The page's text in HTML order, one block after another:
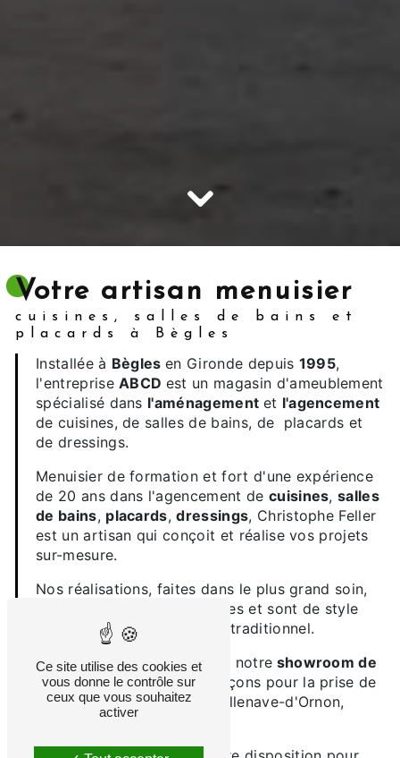
Votre artisan menuisier
cuisines, salles de bains et
placards à Bègles
Installée à Bèglesen Gironde depuis 1995,
l'entrepriseABCD est un magasin d'ameublement
spécialisé dans l'aménagement et l'agencement
de cuisines, de salles de bains, de placards et
de dressings.
Menuisier de formation et fort d'une expérience
de 20 ans dans l'agencement de cuisines,salles
de bains, placards,dressings, Christophe Feller
est un artisan qui conçoit et réalise vos projets
sur-mesure.
Nos réalisations, faites dans le plus grand soin,
correspondent à vos attentes et sont de style
contemporain, moderne ou traditionnel.
Nous vous accueillons dans notre showroom de
150 m²où nous nous déplaçons pour la prise de
cotes (Bègles, Bordeaux, Villenave-d'Ornon,
Talence, Le Bouscat).
Ce site utilise des cookies et
vous donne le contrôle sur
ceux que vous souhaitez
activer